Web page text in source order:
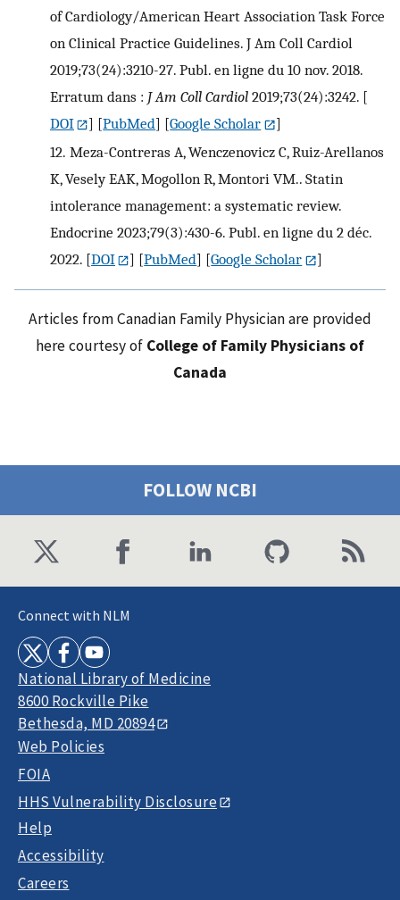
of Cardiology/American Heart Association Task Force
on Clinical Practice Guidelines. J Am Coll Cardiol
2019;73(24):3210-27. Publ. en ligne du 10 nov. 2018.
Erratum dans : J Am Coll Cardiol 2019;73(24):3242. [
DOI
] [PubMed] [Google Scholar
]
12. Meza-Contreras A, Wenczenovicz C, Ruiz-Arellanos
K, Vesely EAK, Mogollon R, Montori VM.. Statin
intolerance management: a systematic review.
Endocrine 2023;79(3):430-6. Publ. en ligne du 2 déc.
2022. [DOI ] [PubMed] [Google Scholar ]
Articles from Canadian Family Physician are provided
here courtesy of College of Family Physicians of
Canada
FOLLOW NCBI
Connect with NLM
National Library of Medicine
8600 Rockville Pike
Bethesda, MD 20894
Web Policies
FOIA
HHS Vulnerability Disclosure
Help
Accessibility
Careers